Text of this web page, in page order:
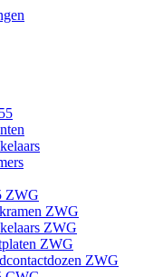
ZWG
ZWG
ZWG
ZWG
ZWG